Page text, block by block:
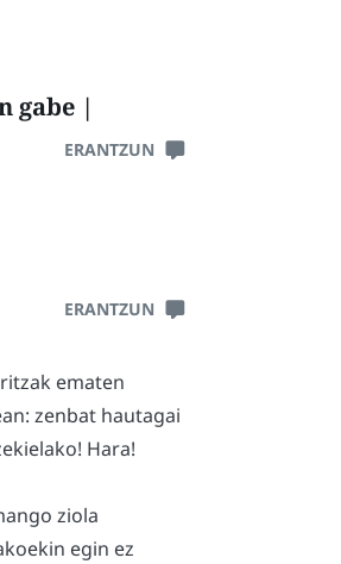
gabe |
ERANTZUN
ERANTZUN
ematen
zenbat hautagai
Hara!
ziola
egin ez